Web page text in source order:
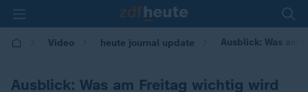
Video heute journal update Ausblick: Was am
Ausblick: Was am Freitag wichtig wird